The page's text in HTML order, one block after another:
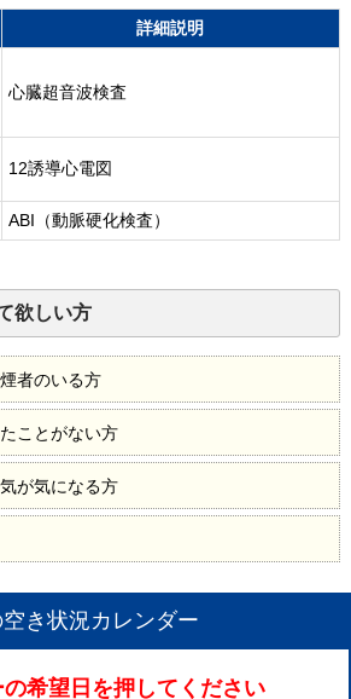
詳細説明
心臓超音波検査
12誘導心電図
ABI（動脈硬化検査）
欲しい方
者のいる方
ことがない方
が気になる方
き状況カレンダー
の希望日を押してください